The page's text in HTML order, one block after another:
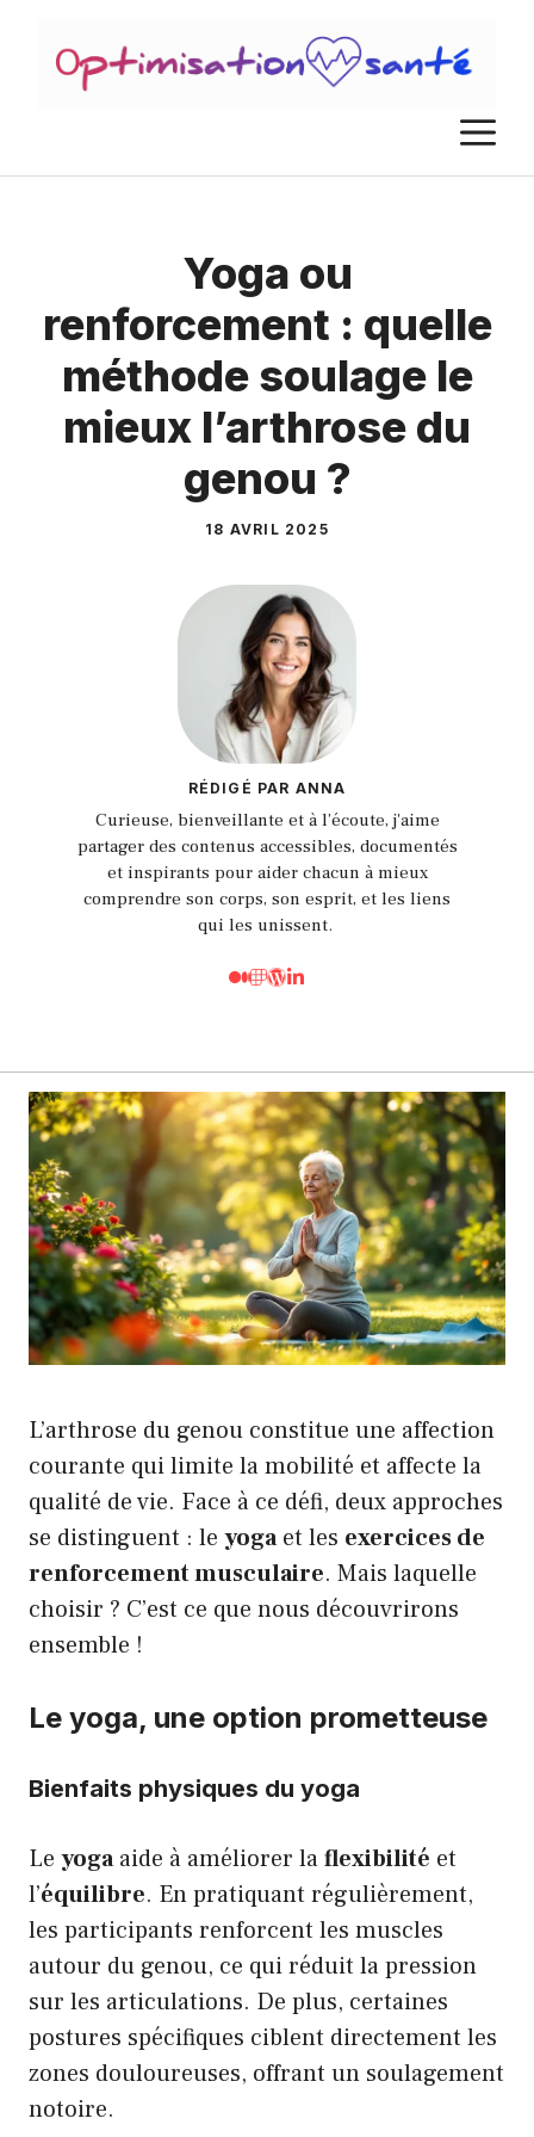
contenu
Yoga ou
renforcement : quelle
méthode soulage le
mieux l’arthrose du
genou ?
18 AVRIL 2025
RÉDIGÉ PAR ANNA
Curieuse, bienveillante et à l’écoute, j'aime
partager des contenus accessibles, documentés
et inspirants pour aider chacun à mieux
comprendre son corps, son esprit, et les liens
qui les unissent.
L’arthrose du genou constitue une affection
courante qui limite la mobilité et affecte la
qualité de vie. Face à ce défi, deux approches
se distinguent : le yogaet les exercices de
renforcement musculaire. Mais laquelle
choisir ? C’est ce que nous découvrirons
ensemble !
Le yoga, une option prometteuse
Bienfaits physiques du yoga
Le yogaaide à améliorer laflexibilité et
l’équilibre. En pratiquant régulièrement,
les participants renforcent les muscles
autour du genou, ce qui réduit la pression
sur les articulations. De plus, certaines
postures spécifiques ciblent directement les
zones douloureuses, offrant un soulagement
notoire.